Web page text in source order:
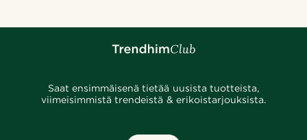
Saat ensimmäisenä tietää uusista tuotteista,
viimeisimmistä trendeistä & erikoistarjouksista.